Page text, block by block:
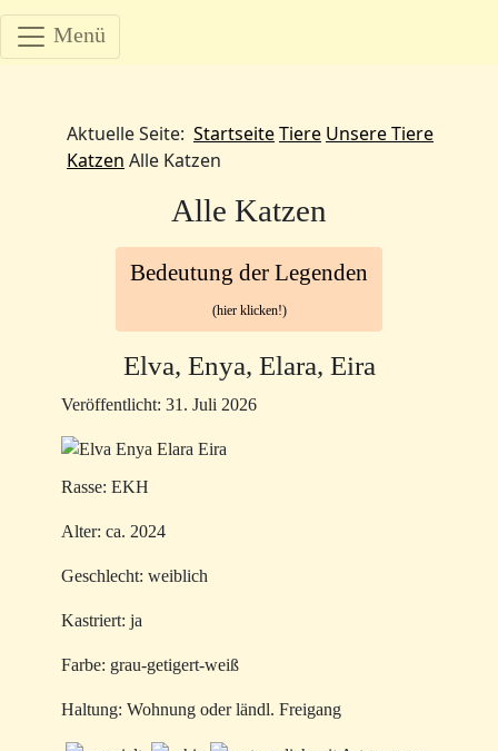
Menü
Aktuelle Seite: StartseiteTiere Unsere Tiere
Katzen Alle Katzen
Alle Katzen
Bedeutung der Legenden
(hier klicken!)
Elva, Enya, Elara, Eira
Veröffentlicht: 31. Juli 2026
Rasse: EKH
Alter: ca. 2024
Geschlecht: weiblich
Kastriert: ja
Farbe: grau-getigert-weiß
Haltung: Wohnung oder ländl. Freigang